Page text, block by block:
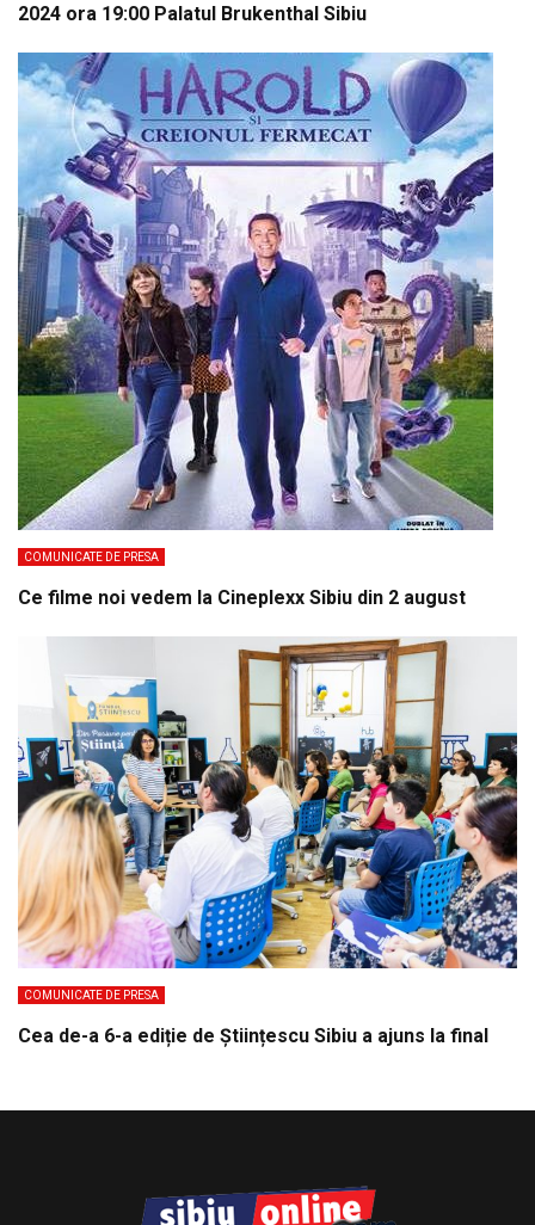
2024 ora 19:00 Palatul Brukenthal Sibiu
COMUNICATE DE PRESA
Ce filme noi vedem la Cineplexx Sibiu din 2 august
COMUNICATE DE PRESA
Cea de-a 6-a ediție de Științescu Sibiu a ajuns la final